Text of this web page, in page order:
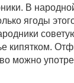
В
ягоды
кипятком.
можно